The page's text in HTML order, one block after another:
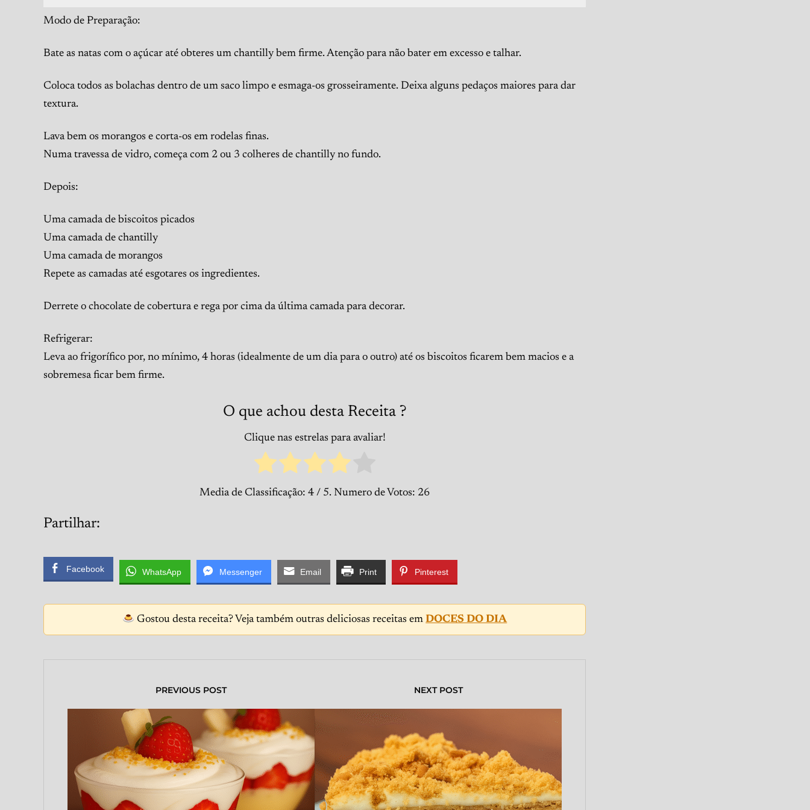
Modo de Preparação:
Bate as natas com o açúcar até obteres um chantilly bem firme. Atenção para não bater em excesso e talhar.
Coloca todos as bolachas dentro de um saco limpo e esmaga-os grosseiramente. Deixa alguns pedaços maiores para dar
textura.
Lava bem os morangos e corta-os em rodelas finas.
Numa travessa de vidro, começa com 2 ou 3 colheres de chantilly no fundo.
Depois:
Uma camada de biscoitos picados
Uma camada de chantilly
Uma camada de morangos
Repete as camadas até esgotares os ingredientes.
Derrete o chocolate de cobertura e rega por cima da última camada para decorar.
Refrigerar:
Leva ao frigorífico por, no mínimo, 4 horas (idealmente de um dia para o outro) até os biscoitos ficarem bem macios e a
sobremesa ficar bem firme.
O que achou desta Receita ?
Clique nas estrelas para avaliar!
Media de Classificação: 4 / 5. Numero de Votos: 26
Partilhar:
Facebook WhatsApp Messenger Email Print Pinterest
Gostou desta receita? Veja também outras deliciosas receitas emDOCES DO DIA
PREVIOUS POST NEXT POST